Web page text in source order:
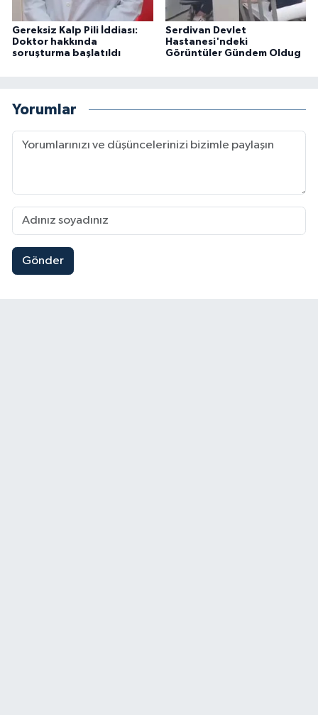
Gereksiz Kalp Pili İddiası:
Doktor hakkında
soruşturma başlatıldı
Serdivan Devlet
Hastanesi'ndeki
Görüntüler Gündem Oldug
Yorumlar
Gönder